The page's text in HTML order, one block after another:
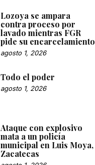
Lozoya se ampara
contra proceso por
lavado mientras FGR
pide su encarcelamiento
agosto 1, 2026
Todo el poder
agosto 1, 2026
Ataque con explosivo
mata a un policía
municipal en Luis Moya,
Zacatecas